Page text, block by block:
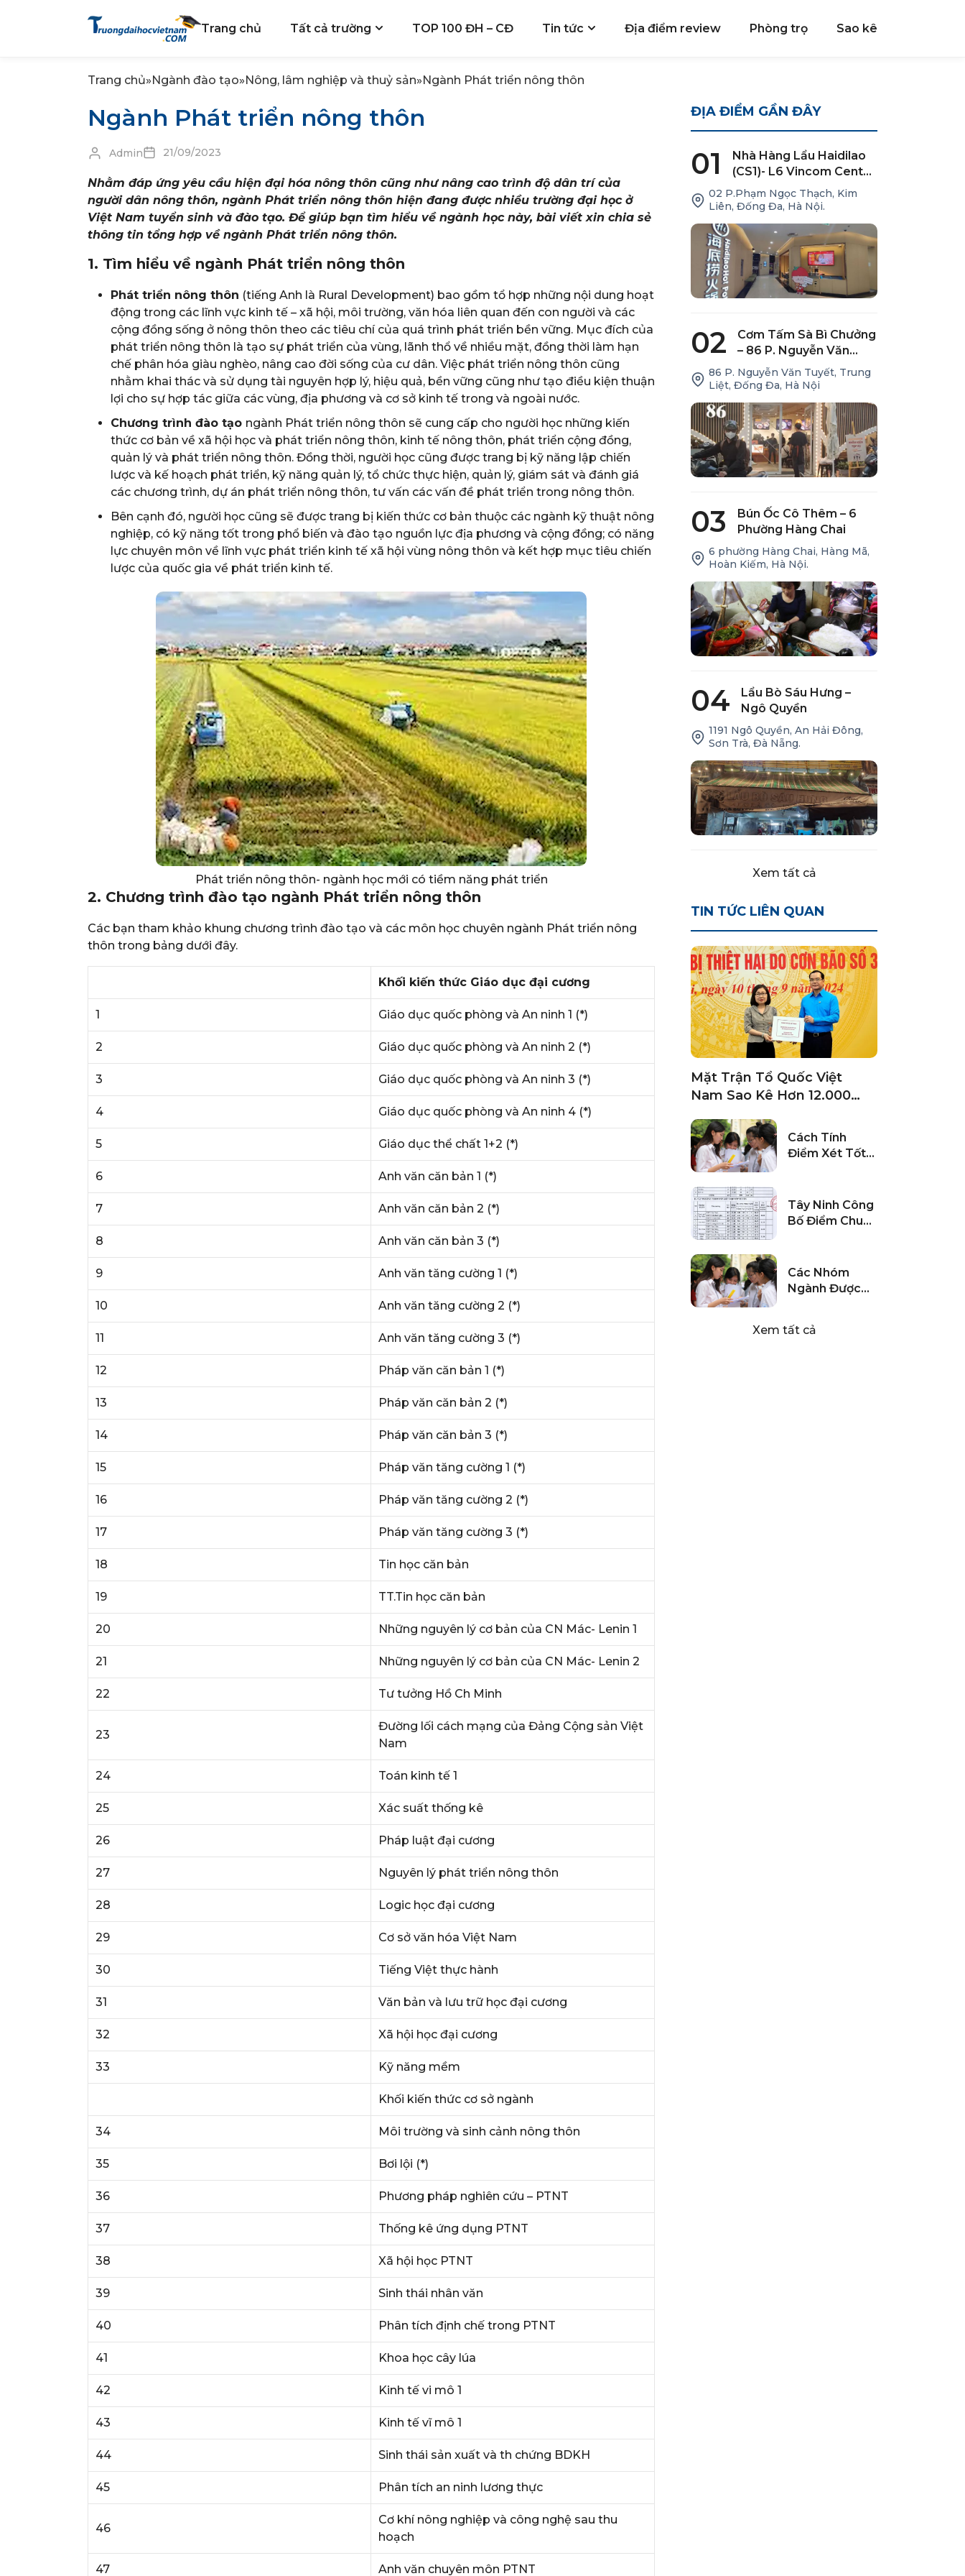
Trang chủ Tất cả trường TOP 100 ĐH – CĐ Tin tức Địa điểm review Phòng trọ Sao kê
Trang chủ»Ngành đào tạo»Nông, lâm nghiệp và thuỷ sản»Ngành Phát triển nông thôn
Ngành Phát triển nông thôn
Admin 21/09/2023
Nhằm đáp ứng yêu cầu hiện đại hóa nông thôn cũng như nâng cao trình độ dân trí của
người dân nông thôn, ngành Phát triển nông thôn hiện đang được nhiều trường đại học ở
Việt Nam tuyển sinh và đào tạo. Để giúp bạn tìm hiểu về ngành học này, bài viết xin chia sẻ
thông tin tổng hợp về ngành Phát triển nông thôn.
1. Tìm hiểu về ngành Phát triển nông thôn
Phát triển nông thôn (tiếng Anh là Rural Development) bao gồm tổ hợp những nội dung hoạt
động trong các lĩnh vực kinh tế – xã hội, môi trường, văn hóa liên quan đến con người và các
cộng đồng sống ở nông thôn theo các tiêu chí của quá trình phát triển bền vững. Mục đích của
phát triển nông thôn là tạo sự phát triển của vùng, lãnh thổ về nhiều mặt, đồng thời làm hạn
chế phân hóa giàu nghèo, nâng cao đời sống của cư dân. Việc phát triển nông thôn cũng
nhằm khai thác và sử dụng tài nguyên hợp lý, hiệu quả, bền vững cũng như tạo điều kiện thuận
lợi cho sự hợp tác giữa các vùng, địa phương và cơ sở kinh tế trong và ngoài nước.
Chương trình đào tạo ngành Phát triển nông thôn sẽ cung cấp cho người học những kiến
thức cơ bản về xã hội học và phát triển nông thôn, kinh tế nông thôn, phát triển cộng đồng,
quản lý và phát triển nông thôn. Đồng thời, người học cũng được trang bị kỹ năng lập chiến
lược và kế hoạch phát triển, kỹ năng quản lý, tổ chức thực hiện, quản lý, giám sát và đánh giá
các chương trình, dự án phát triển nông thôn, tư vấn các vấn đề phát triển trong nông thôn.
Bên cạnh đó, người học cũng sẽ được trang bị kiến thức cơ bản thuộc các ngành kỹ thuật nông
nghiệp, có kỹ năng tốt trong phổ biến và đào tạo nguồn lực địa phương và cộng đồng; có năng
lực chuyên môn về lĩnh vực phát triển kinh tế xã hội vùng nông thôn và kết hợp mục tiêu chiến
lược của quốc gia về phát triển kinh tế.
Phát triển nông thôn- ngành học mới có tiềm năng phát triển
2. Chương trình đào tạo ngành Phát triển nông thôn
Các bạn tham khảo khung chương trình đào tạo và các môn học chuyên ngành Phát triển nông
thôn trong bảng dưới đây.
Khối kiến thức Giáo dục đại cương
1 Giáo dục quốc phòng và An ninh 1 (*)
2 Giáo dục quốc phòng và An ninh 2 (*)
3 Giáo dục quốc phòng và An ninh 3 (*)
4 Giáo dục quốc phòng và An ninh 4 (*)
5 Giáo dục thể chất 1+2 (*)
6 Anh văn căn bản 1 (*)
7 Anh văn căn bản 2 (*)
8 Anh văn căn bản 3 (*)
9 Anh văn tăng cường 1 (*)
10 Anh văn tăng cường 2 (*)
11 Anh văn tăng cường 3 (*)
12 Pháp văn căn bản 1 (*)
13 Pháp văn căn bản 2 (*)
14 Pháp văn căn bản 3 (*)
15 Pháp văn tăng cường 1 (*)
16 Pháp văn tăng cường 2 (*)
17 Pháp văn tăng cường 3 (*)
18 Tin học căn bản
19 TT.Tin học căn bản
20 Những nguyên lý cơ bản của CN Mác- Lenin 1
21 Những nguyên lý cơ bản của CN Mác- Lenin 2
22 Tư tưởng Hồ Ch Minh
23
Đường lối cách mạng của Đảng Cộng sản Việt
Nam
24 Toán kinh tế 1
25 Xác suất thống kê
26 Pháp luật đại cương
27 Nguyên lý phát triển nông thôn
28 Logic học đại cương
29 Cơ sở văn hóa Việt Nam
30 Tiếng Việt thực hành
31 Văn bản và lưu trữ học đại cương
32 Xã hội học đại cương
33 Kỹ năng mềm
Khối kiến thức cơ sở ngành
34 Môi trường và sinh cảnh nông thôn
35 Bơi lội (*)
36 Phương pháp nghiên cứu – PTNT
37 Thống kê ứng dụng PTNT
38 Xã hội học PTNT
39 Sinh thái nhân văn
40 Phân tích định chế trong PTNT
41 Khoa học cây lúa
42 Kinh tế vi mô 1
43 Kinh tế vĩ mô 1
44 Sinh thái sản xuất và th chứng BDKH
45 Phân tích an ninh lương thực
46
Cơ khí nông nghiệp và công nghệ sau thu
hoạch
47 Anh văn chuyên môn PTNT
ĐỊA ĐIỂM GẦN ĐÂY
01
Nhà Hàng Lẩu Haidilao
(CS1)- L6 Vincom Center
Phạm Ngọc Thạch
02 P.Phạm Ngọc Thạch, Kim
Liên, Đống Đa, Hà Nội.
02
Cơm Tấm Sà Bì Chưởng
– 86 P. Nguyễn Văn
Tuyết
86 P. Nguyễn Văn Tuyết, Trung
Liệt, Đống Đa, Hà Nội
03
Bún Ốc Cô Thêm – 6
Phường Hàng Chai
6 phường Hàng Chai, Hàng Mã,
Hoàn Kiếm, Hà Nội.
04
Lẩu Bò Sáu Hưng –
Ngô Quyền
1191 Ngô Quyền, An Hải Đông,
Sơn Trà, Đà Nẵng.
Xem tất cả
TIN TỨC LIÊN QUAN
Mặt Trận Tổ Quốc Việt
Nam Sao Kê Hơn 12.000
Tổ Chức Ủng Hộ Đồng Bào
Thiệt Hại Do Bão Số 3
Cách Tính
Điểm Xét Tốt
Tây Ninh Công
Bố Điểm Chuẩn
Các Nhóm
Ngành Được
2024
Xem tất cả